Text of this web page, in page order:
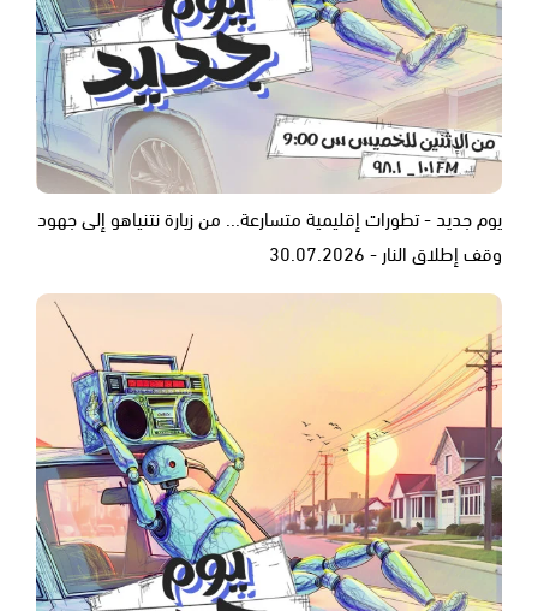
يوم جديد - تطورات إقليمية متسارعة... من زيارة نتنياهو إلى جهود
وقف إطلاق النار - 30.07.2026